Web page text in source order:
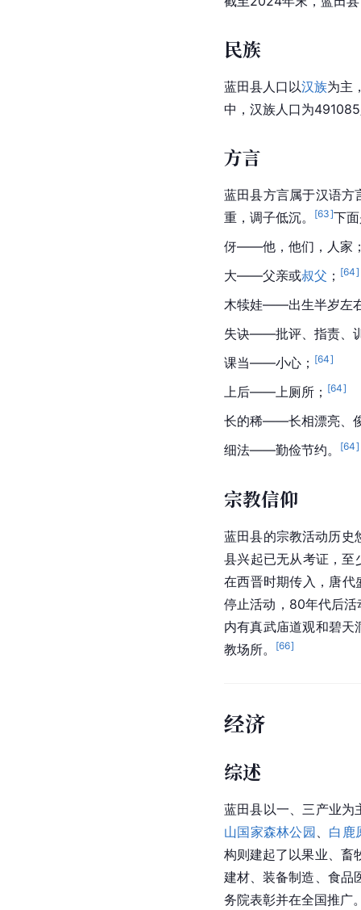
民族
蓝田县人口以汉族为主
中，汉族人口为
方言
蓝田县方言属于汉语
重，调子低沉。
[63]下
伢——他，他们，人家
大——父亲或叔父 ； [64]
木犊娃——出生半岁左
失诀——批评、指责、
课当——小心； [64]
上后——上厕所； [64]
长的稀——长相漂亮、
细法——勤俭节约。
[64]
宗教信仰
蓝田县的宗教活动历史
县兴起已无从考证，至
在西晋时期传入，唐代
停止活动，80年代后
内有真武庙道观和碧天
教场所。
[66]
经济
综述
蓝田县以一、三产业为
山国家森林公园
白鹿
构则建起了以果业、畜
建材、装备制造、食品
务院表彰并在全国推广